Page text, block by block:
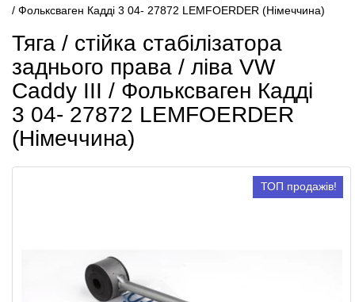
/ Фольксваген Кадді 3 04- 27872 LEMFOERDER (Німеччина)
Тяга / стійка стабілізатора
заднього права / ліва VW
Caddy III / Фольксваген Кадді
3 04- 27872 LEMFOERDER
(Німеччина)
ТОП продажів!